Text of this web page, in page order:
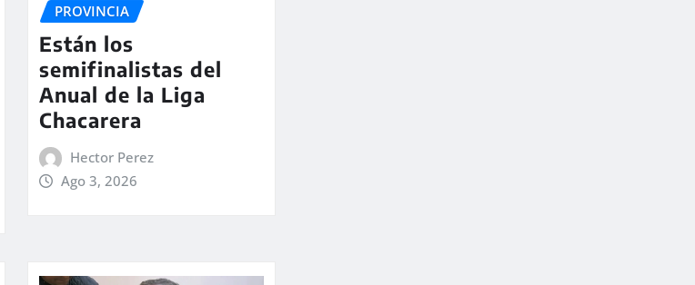
PROVINCIA
Están los
semifinalistas del
Anual de la Liga
Chacarera
Hector Perez
Ago 3, 2026